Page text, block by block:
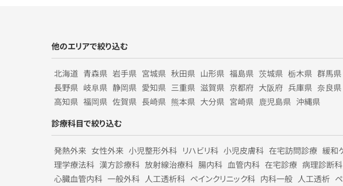
他のエリアで絞り込む
北海道 青森県 岩手県 宮城県 秋田県 山形県 福島県 茨城県 栃木県 群馬県
長野県 岐阜県 静岡県 愛知県 三重県 滋賀県 京都府 大阪府 兵庫県 奈良県
高知県 福岡県 佐賀県 長崎県 熊本県 大分県 宮崎県 鹿児島県 沖縄県
診療科目で絞り込む
発熱外来 女性外来 小児整形外科 リハビリ科 小児皮膚科 在宅訪問診療 緩和
理学療法科 漢方診療科 放射線治療科 腸内科 血管内科 在宅診療 病理診断科
心臓血管内科 一般外科 人工透析科 ペインクリニック科 内科一般 人工透析